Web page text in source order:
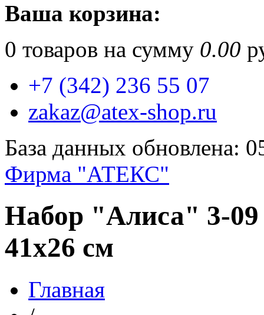
Ваша корзина:
0 товаров на сумму 0.00
+7 (342) 236 55 07
zakaz@atex-shop.ru
База данных обновлена:
Фирма "АТЕКС"
Набор "Алиса" 3-
41х26 см
Главная